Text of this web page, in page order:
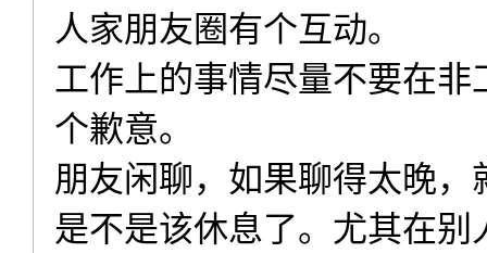
人家朋友圈有个互动。
工作上的事情尽量不要在
个歉意。
朋友闲聊，如果聊得太晚
是不是该休息了。尤其在